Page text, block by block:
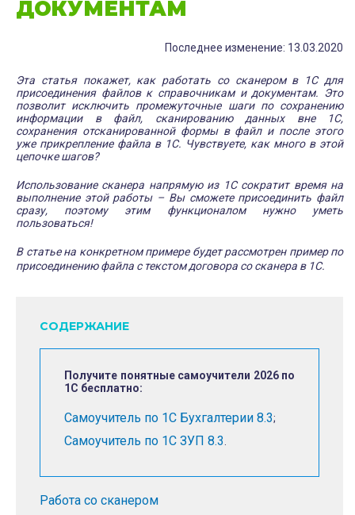
ДОКУМЕНТАМ
Последнее изменение: 13.03.2020
Эта статья покажет, как работать со сканером в 1С для
присоединения файлов к справочникам и документам. Это
позволит исключить промежуточные шаги по сохранению
информации в файл, сканированию данных вне 1С,
сохранения отсканированной формы в файл и после этого
уже прикрепление файла в 1С. Чувствуете, как много в этой
цепочке шагов?
Использование сканера напрямую из 1С сократит время на
выполнение этой работы – Вы сможете присоединить файл
сразу, поэтому этим функционалом нужно уметь
пользоваться!
В статье на конкретном примере будет рассмотрен пример по
присоединению файла с текстом договора со сканера в 1С.
СОДЕРЖАНИЕ
Получите понятные самоучители 2026 по
1С бесплатно:
Самоучитель по 1С Бухгалтерии 8.3;
Самоучитель по 1С ЗУП 8.3
Работа со сканером